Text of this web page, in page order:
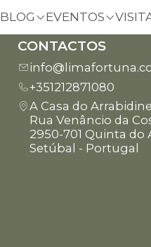
BLOG EVENTOS
CONTACTOS
+351212871080
A Casa do
Rua Venâncio da
2950-701 Quinta do
Setúbal - Portugal